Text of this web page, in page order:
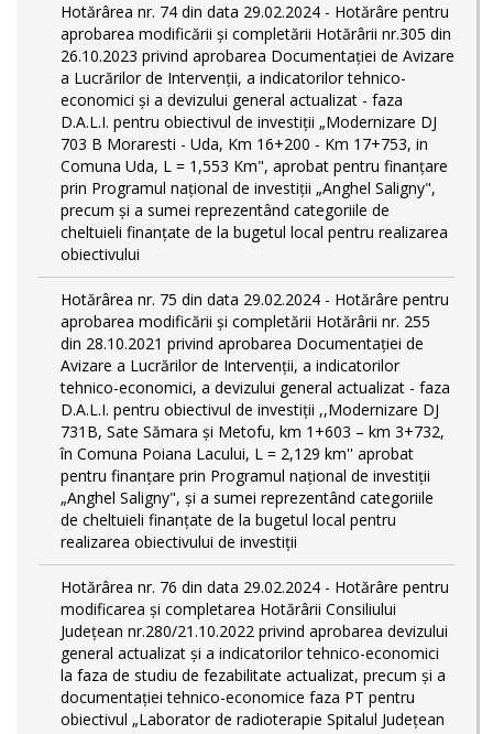
Hotărârea nr. 74 din data 29.02.2024 - Hotărâre pentru
aprobarea modificării şi completării Hotărârii nr.305 din
26.10.2023 privind aprobarea Documentației de Avizare
a Lucrărilor de Intervenții, a indicatorilor tehnico-
economici și a devizului general actualizat - faza
D.A.L.I. pentru obiectivul de investiţii „Modernizare DJ
703 B Moraresti - Uda, Km 16+200 - Km 17+753, in
Comuna Uda, L = 1,553 Km", aprobat pentru finanțare
prin Programul național de investiții „Anghel Saligny",
precum și a sumei reprezentând categoriile de
cheltuieli finanțate de la bugetul local pentru realizarea
obiectivului
Hotărârea nr. 75 din data 29.02.2024 - Hotărâre pentru
aprobarea modificării şi completării Hotărârii nr. 255
din 28.10.2021 privind aprobarea Documentației de
Avizare a Lucrărilor de Intervenții, a indicatorilor
tehnico-economici, a devizului general actualizat - faza
D.A.L.I. pentru obiectivul de investiţii ,,Modernizare DJ
731B, Sate Sămara și Metofu, km 1+603 – km 3+732,
în Comuna Poiana Lacului, L = 2,129 km'' aprobat
pentru finanțare prin Programul național de investiții
„Anghel Saligny", și a sumei reprezentând categoriile
de cheltuieli finanțate de la bugetul local pentru
realizarea obiectivului de investiții
Hotărârea nr. 76 din data 29.02.2024 - Hotărâre pentru
modificarea și completarea Hotărârii Consiliului
Județean nr.280/21.10.2022 privind aprobarea devizului
general actualizat și a indicatorilor tehnico-economici
la faza de studiu de fezabilitate actualizat, precum și a
documentației tehnico-economice faza PT pentru
obiectivul „Laborator de radioterapie Spitalul Județean